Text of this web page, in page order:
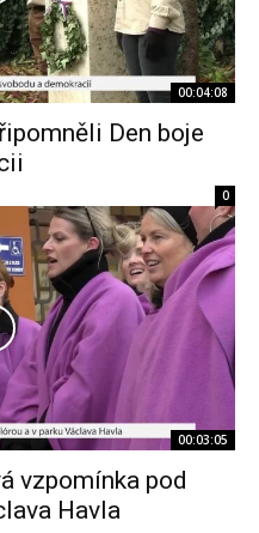
00:04:08
Den boje
0
00:03:05
vzpomínka pod
Havla